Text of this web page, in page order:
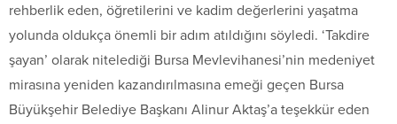
rehberlik eden, öğretilerini ve kadim değerlerini yaşatma
yolunda oldukça önemli bir adım atıldığını söyledi. ‘Takdire
şayan’ olarak nitelediği Bursa Mevlevihanesi’nin medeniyet
mirasına yeniden kazandırılmasına emeği geçen Bursa
Büyükşehir Belediye Başkanı Alinur Aktaş’a teşekkür eden